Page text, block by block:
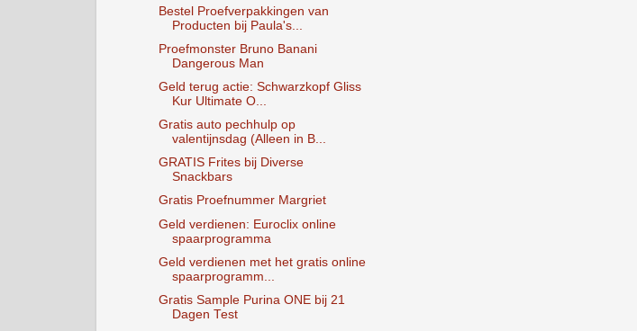
Bestel Proefverpakkingen van
Producten bij Paula's...
Proefmonster Bruno Banani
Dangerous Man
Geld terug actie: Schwarzkopf Gliss
Kur Ultimate O...
Gratis auto pechhulp op
valentijnsdag (Alleen in B...
GRATIS Frites bij Diverse
Snackbars
Gratis Proefnummer Margriet
Geld verdienen: Euroclix online
spaarprogramma
Geld verdienen met het gratis online
spaarprogramm...
Gratis Sample Purina ONE bij 21
Dagen Test